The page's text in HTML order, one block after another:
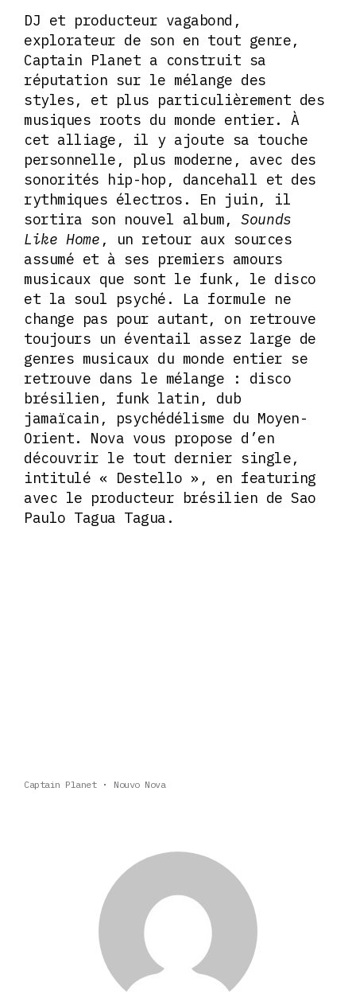
DJ et producteur vagabond,
explorateur de son en tout genre,
Captain Planet a construit sa
réputation sur le mélange des
styles, et plus particulièrement des
musiques roots du monde entier. À
cet alliage, il y ajoute sa touche
personnelle, plus moderne, avec des
sonorités hip-hop, dancehall et des
rythmiques électros. En juin, il
sortira son nouvel album, Sounds
Like Home , un retour aux sources
assumé et à ses premiers amours
musicaux que sont le funk, le disco
et la soul psyché. La formule ne
change pas pour autant, on retrouve
toujours un éventail assez large de
genres musicaux du monde entier se
retrouve dans le mélange : disco
brésilien, funk latin, dub
jamaïcain, psychédélisme du Moyen-
Orient. Nova vous propose d’en
découvrir le tout dernier single,
intitulé « Destello », en featuring
avec le producteur brésilien de Sao
Paulo Tagua Tagua.
Captain Planet Nouvo Nova